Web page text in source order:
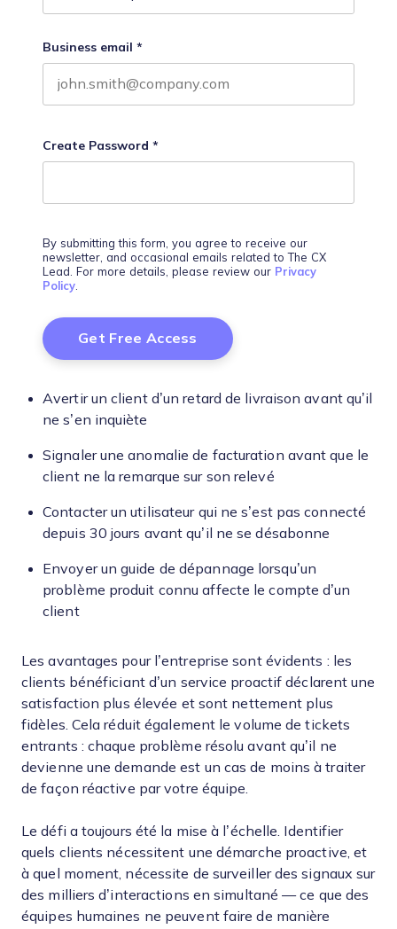
Business email *
Create Password *
By submitting this form, you agree to receive our
newsletter, and occasional emails related to The CX
Lead. For more details, please review our Privacy
Policy.
Avertir un client d’un retard de livraison avant qu’il
ne s’en inquiète
Signaler une anomalie de facturation avant que le
client ne la remarque sur son relevé
Contacter un utilisateur qui ne s’est pas connecté
depuis 30 jours avant qu’il ne se désabonne
Envoyer un guide de dépannage lorsqu’un
problème produit connu affecte le compte d’un
client
Les avantages pour l’entreprise sont évidents : les
clients bénéficiant d’un service proactif déclarent une
satisfaction plus élevée et sont nettement plus
fidèles. Cela réduit également le volume de tickets
entrants : chaque problème résolu avant qu’il ne
devienne une demande est un cas de moins à traiter
de façon réactive par votre équipe.
Le défi a toujours été la mise à l’échelle. Identifier
quels clients nécessitent une démarche proactive, et
à quel moment, nécessite de surveiller des signaux sur
des milliers d’interactions en simultané — ce que des
équipes humaines ne peuvent faire de manière